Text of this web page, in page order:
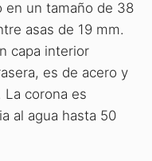
en un tamaño de 38
asas de 19 mm.
capa interior
es de acero y
corona es
al agua hasta 50